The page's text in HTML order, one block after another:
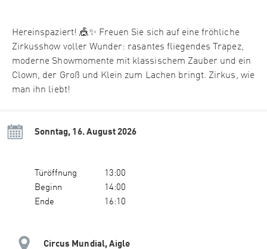
Hereinspaziert! 🎪✨ Freuen Sie sich auf eine fröhliche
Zirkusshow voller Wunder: rasantes fliegendes Trapez,
moderne Showmomente mit klassischem Zauber und ein
Clown, der Groß und Klein zum Lachen bringt. Zirkus, wie
man ihn liebt!
Sonntag, 16. August 2026
Türöffnung
13:00
Beginn
14:00
Ende
16:10
Circus Mundial, Aigle